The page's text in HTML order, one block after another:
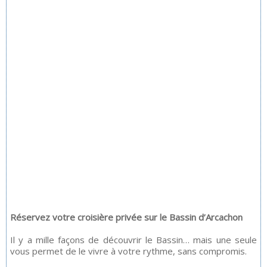
Réservez votre croisière privée sur le Bassin d’Arcachon
Il y a mille façons de découvrir le Bassin… mais une seule
vous permet de le vivre à votre rythme, sans compromis.